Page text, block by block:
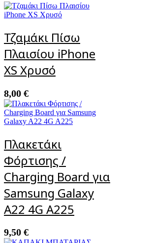
Τζαμάκι Πίσω
Πλαισίου iPhone
XS Χρυσό
8,00 €
Πλακετάκι
Φόρτισης /
Charging Board για
Samsung Galaxy
A22 4G A225
9,50 €